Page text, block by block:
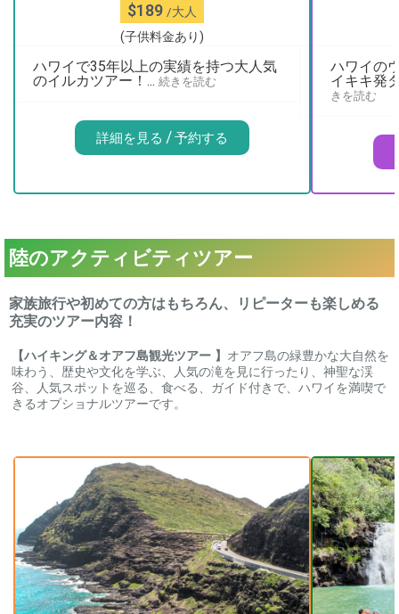
$189 /大人
(子供料金あり)
ハワイで35年以上の実績を持つ大人気
のイルカツアー！... 続きを読む
詳細を見る / 予約する
ハワイの
イキキ発
きを読む
陸のアクティビティツアー
家族旅行や初めての方はもちろん、リピーターも楽しめる
充実のツアー内容！
【ハイキング＆オアフ島観光ツアー 】 オアフ島の緑豊かな大自然を
味わう、歴史や文化を学ぶ、人気の滝を見に行ったり、神聖な渓
谷、人気スポットを巡る、食べる、ガイド付きで、ハワイを満喫で
きるオプショナルツアーです。